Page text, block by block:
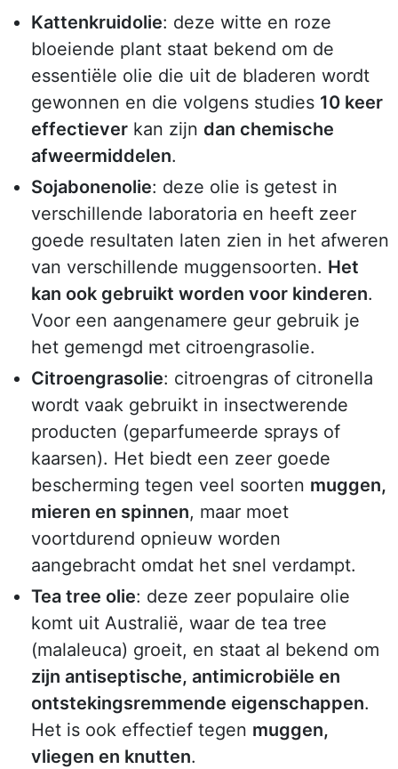
Kattenkruidolie: deze witte en roze
bloeiende plant staat bekend om de
essentiële olie die uit de bladeren wordt
gewonnen en die volgens studies 10 keer
effectiever kan zijn dan chemische
afweermiddelen.
Sojabonenolie: deze olie is getest in
verschillende laboratoria en heeft zeer
goede resultaten laten zien in het afweren
van verschillende muggensoorten. Het
kan ook gebruikt worden voor kinderen.
Voor een aangenamere geur gebruik je
het gemengd met citroengrasolie.
Citroengrasolie: citroengras of citronella
wordt vaak gebruikt in insectwerende
producten (geparfumeerde sprays of
kaarsen). Het biedt een zeer goede
bescherming tegen veel soorten muggen,
mieren en spinnen, maar moet
voortdurend opnieuw worden
aangebracht omdat het snel verdampt.
Tea tree olie: deze zeer populaire olie
komt uit Australië, waar de tea tree
(malaleuca) groeit, en staat al bekend om
zijn antiseptische, antimicrobiële en
ontstekingsremmende eigenschappen.
Het is ook effectief tegen muggen,
vliegen en knutten.